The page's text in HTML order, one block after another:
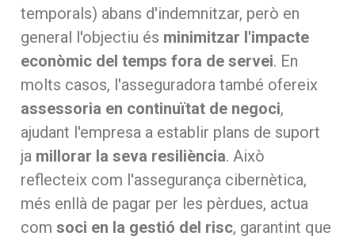
temporals) abans d'indemnitzar, però en
general l'objectiu és minimitzar l'impacte
econòmic del temps fora de servei. En
molts casos, l'asseguradora també ofereix
assessoria en continuïtat de negoci,
ajudant l'empresa a establir plans de suport
ja millorar la seva resiliència. Això
reflecteix com l'assegurança cibernètica,
més enllà de pagar per les pèrdues, actua
com soci en la gestió del risc, garantint que